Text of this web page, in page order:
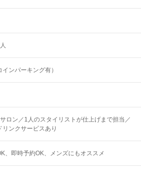
ンパーキング有）
ロン／1人のスタイリストが仕上げまで担当／
ンクサービスあり
即時予約OK メンズにもオススメ